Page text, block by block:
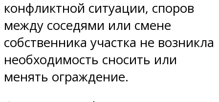
конфликтной ситуации, споров
между соседями или смене
собственника участка не возникла
необходимость сносить или
менять ограждение.